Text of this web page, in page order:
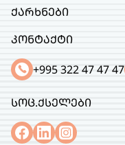
ქარხნები
კონტაქტი
+995 322 47 47 47
სოც.ქსელები